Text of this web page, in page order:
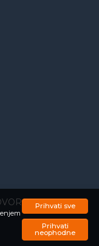
Prihvati sve
Prihvati
neophodne